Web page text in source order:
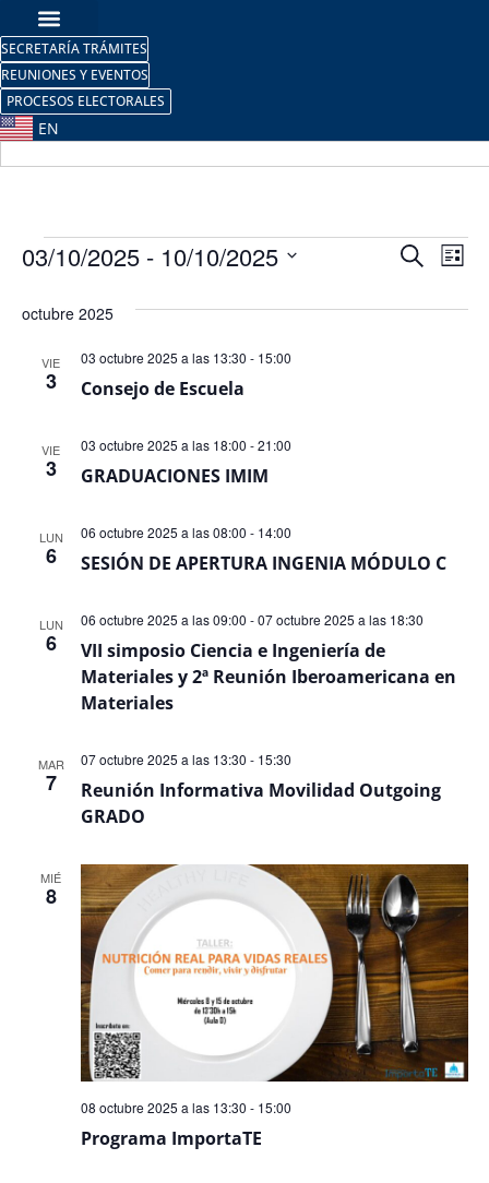
SECRETARÍA TRÁMITES
REUNIONES Y EVENTOS
PROCESOS ELECTORALES
EN
de
BuscarLista
03/10/2025 - 10/10/2025
fecha.
octubre 2025
VIE
3 Consejo de Escuela
03 octubre 2025 a las 13:30 - 15:00
VIE
3 GRADUACIONES IMIM
03 octubre 2025 a las 18:00 -21:00
LUN
6 SESIÓN DE APERTURA INGENIA MÓDULO C
06 octubre 2025 a las 08:00 - 14:00
LUN
6
VII simposio Ciencia e Ingeniería de
Materiales y 2ª Reunión Iberoamericana en
Materiales
06 octubre 2025 a las 09:00 -07 octubre 2025 a las 18:30
MAR
7
Reunión Informativa Movilidad Outgoing
GRADO
07 octubre 2025 a las 13:30 - 15:30
MIÉ
8
Programa ImportaTE
08 octubre 2025 a las 13:30 - 15:00